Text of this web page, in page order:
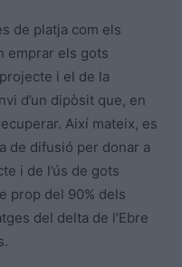
de platja com els
emprar els gots
i el de la
d’un dipòsit que, en
Així mateix, es
de difusió per donar a
i de l’ús de gots
prop del 90% dels
del delta de l’Ebre